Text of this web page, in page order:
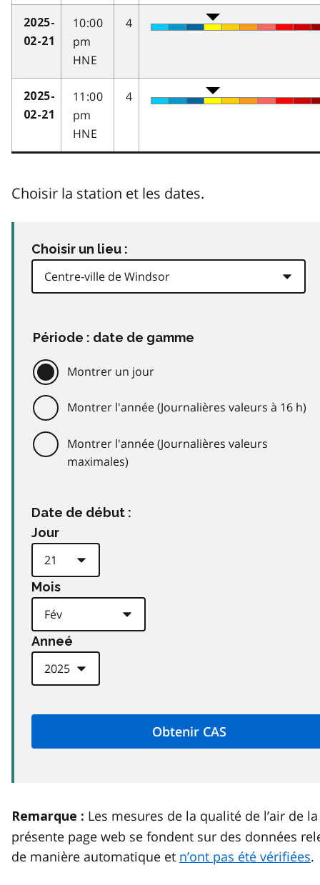
2025-
02-21
10:00
pm
HNE
4
2025-
02-21
11:00
pm
HNE
4
Choisir la station et les dates.
Choisir un lieu :
Période : date de gamme
Montrer un jour
Montrer l'année (Journalières valeurs à 16 h)
Montrer l'année (Journalières valeurs
maximales)
Date de début :
Jour
Mois
Anneé
Remarque : Les mesures de la qualité de l’air de la
présente page web se fondent sur des données
de manière automatique et n’ont pas été vérifiées.